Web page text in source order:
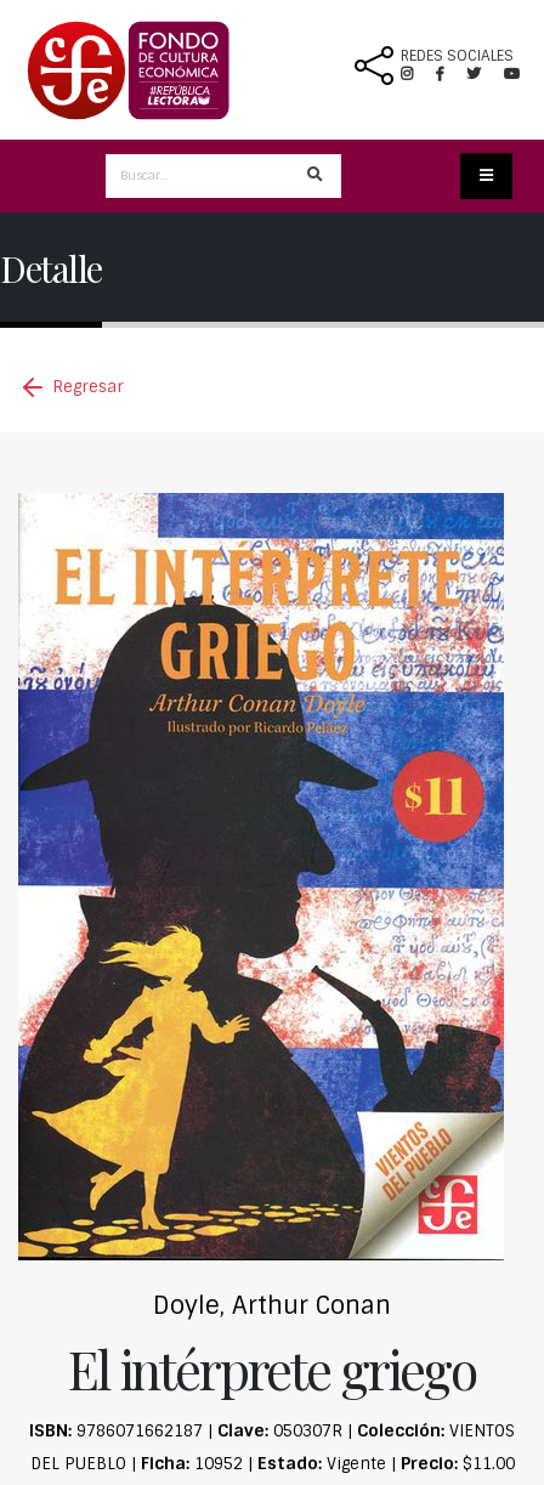
REDES SOCIALES
Detalle
Regresar
Doyle, Arthur Conan
El intérprete griego
ISBN: 9786071662187 | Clave: 050307R | Colección: VIENTOS
DEL PUEBLO | Ficha:10952 | Estado:Vigente | Precio:$11.00